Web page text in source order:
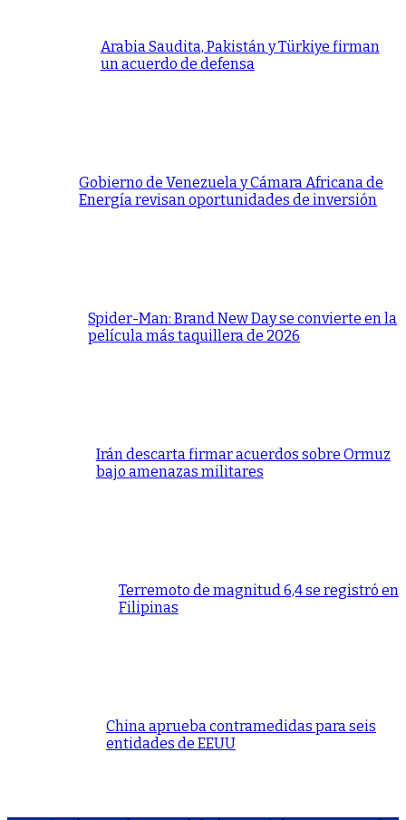
Arabia Saudita, Pakistán y Türkiye firman
un acuerdo de defensa
Gobierno de Venezuela y Cámara Africana de
Energía revisan oportunidades de inversión
Spider-Man: Brand New Day se convierte en la
película más taquillera de 2026
Irán descarta firmar acuerdos sobre Ormuz
bajo amenazas militares
Terremoto de magnitud 6,4 se registró en
Filipinas
China aprueba contramedidas para seis
entidades de EEUU